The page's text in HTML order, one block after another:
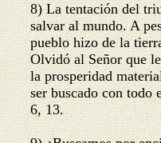
8) La tentación del
salvar al mundo. A
pueblo hizo de la
Olvidó al Señor que
la prosperidad
ser buscado con
6, 13.